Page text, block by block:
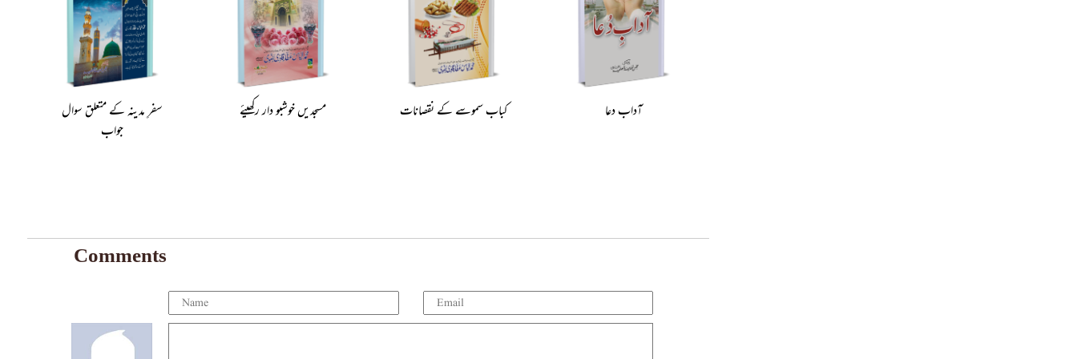
سفرِ مدینہ کے متعلق سوال
جواب
مسجدیں خوشبو دار رکھیئے کباب سموسے کے نقصانات آداب دعا
Comments